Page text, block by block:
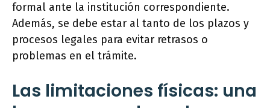
formal ante la institución correspondiente.
Además, se debe estar al tanto de los plazos y
procesos legales para evitar retrasos o
problemas en el trámite.
Las limitaciones físicas: una